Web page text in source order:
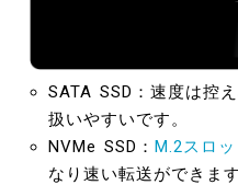
SATA SSD：速度は控
扱いやすいです。
NVMe SSD： M.2スロッ
なり速い転送ができます